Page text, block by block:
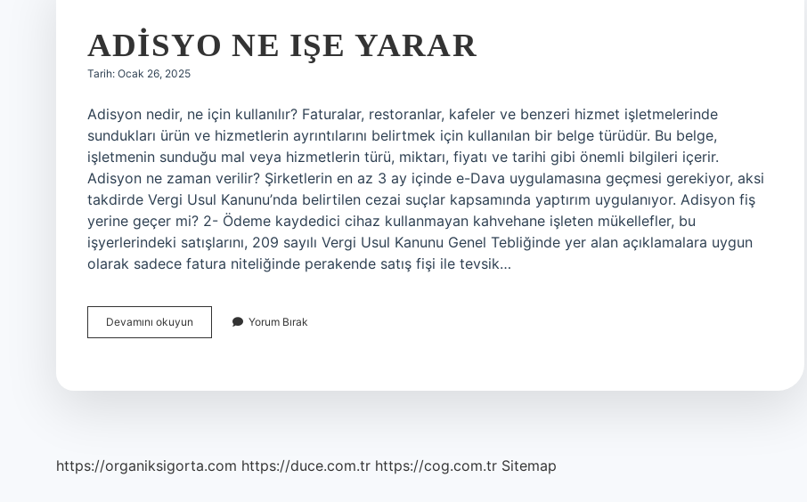
ADISYO NE IŞE YARAR
Tarih: Ocak 26, 2025
Adisyon nedir, ne için kullanılır? Faturalar, restoranlar, kafeler ve benzeri hizmet işletmelerinde
sundukları ürün ve hizmetlerin ayrıntılarını belirtmek için kullanılan bir belge türüdür. Bu belge,
işletmenin sunduğu mal veya hizmetlerin türü, miktarı, fiyatı ve tarihi gibi önemli bilgileri içerir.
Adisyon ne zaman verilir? Şirketlerin en az 3 ay içinde e-Dava uygulamasına geçmesi gerekiyor, aksi
takdirde Vergi Usul Kanunu’nda belirtilen cezai suçlar kapsamında yaptırım uygulanıyor. Adisyon fiş
yerine geçer mi? 2- Ödeme kaydedici cihaz kullanmayan kahvehane işleten mükellefler, bu
işyerlerindeki satışlarını, 209 sayılı Vergi Usul Kanunu Genel Tebliğinde yer alan açıklamalara uygun
olarak sadece fatura niteliğinde perakende satış fişi ile tevsik…
Devamını okuyun
Ne
Yorum Bırak
https://organiksigorta.com https://duce.com.tr https://cog.com.tr Sitemap